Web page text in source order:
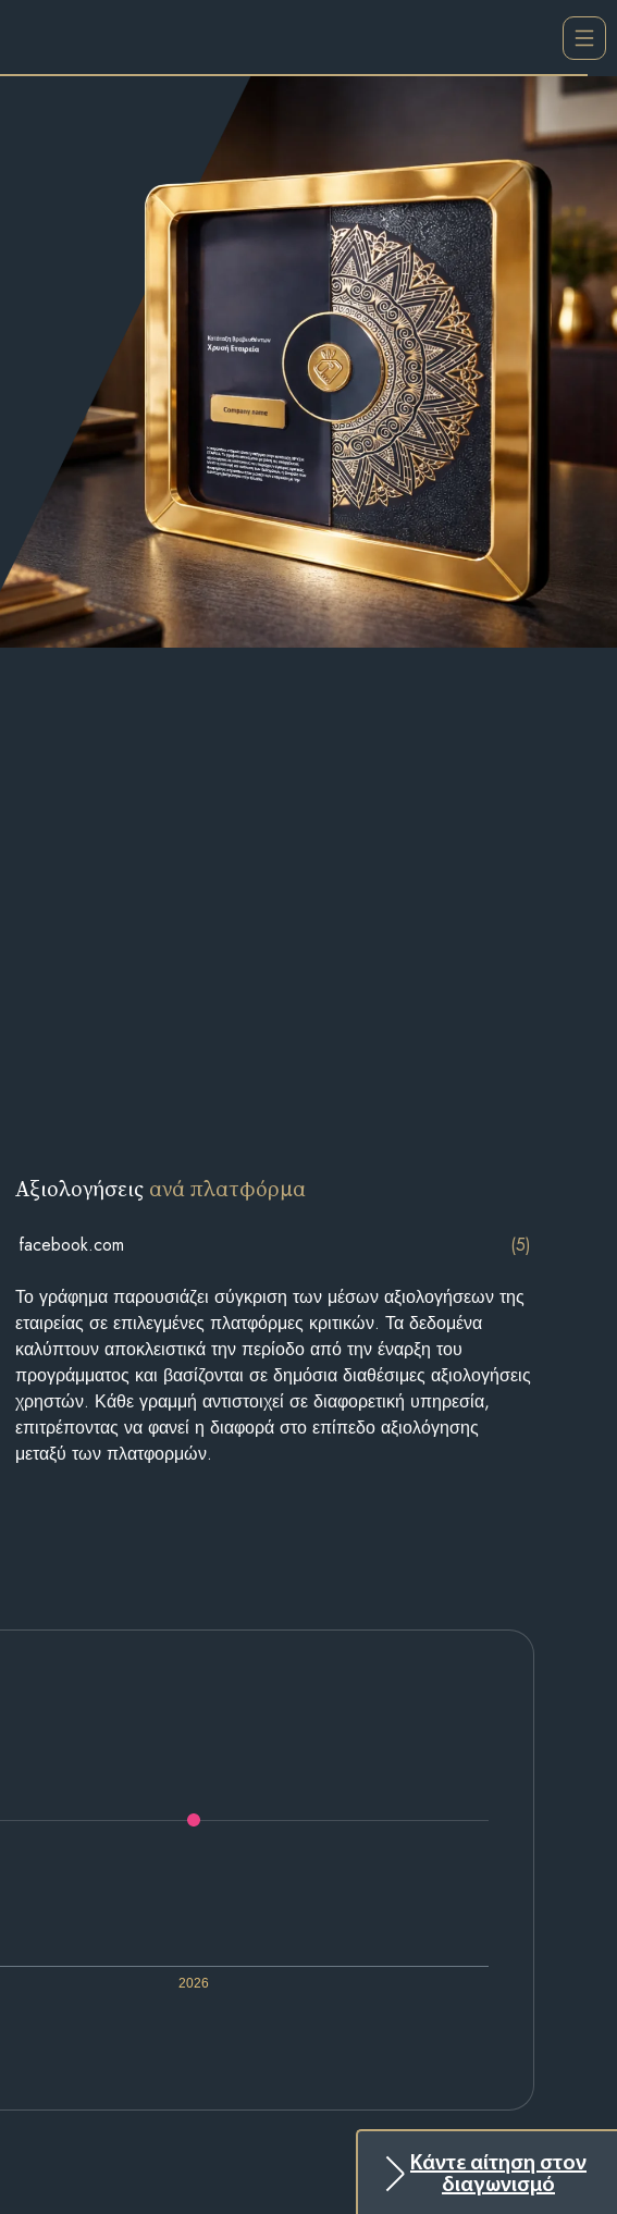
Κάντε αίτηση στον
διαγωνισμό
Αξιολογήσεις ανά πλατφόρμα
facebook.com (5)
Το γράφημα παρουσιάζει σύγκριση των μέσων αξιολογήσεων της
εταιρείας σε επιλεγμένες πλατφόρμες κριτικών. Τα δεδομένα
καλύπτουν αποκλειστικά την περίοδο από την έναρξη του
προγράμματος και βασίζονται σε δημόσια διαθέσιμες αξιολογήσεις
χρηστών. Κάθε γραμμή αντιστοιχεί σε διαφορετική υπηρεσία,
επιτρέποντας να φανεί η διαφορά στο επίπεδο αξιολόγησης
μεταξύ των πλατφορμών.
2026